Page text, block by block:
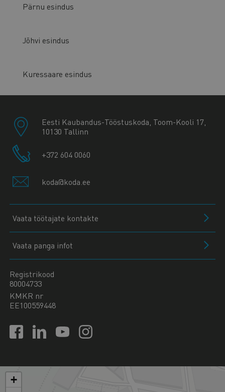
Pärnu esindus
Jõhvi esindus
Kuressaare esindus
Eesti Kaubandus-Tööstuskoda, Toom-Kooli 17,
10130 Tallinn
+372 604 0060
koda@koda.ee
Vaata töötajate kontakte
Vaata panga infot
Registrikood
80004733
KMKR nr
EE100559448
+